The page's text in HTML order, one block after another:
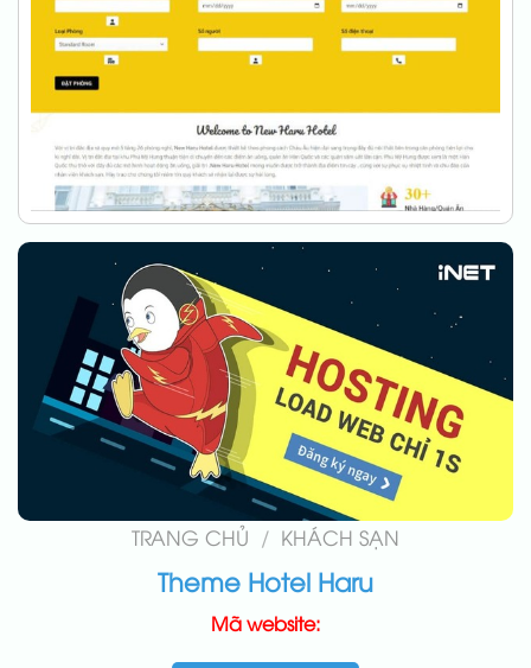
TRANG CHỦ / KHÁCH SẠN
Theme Hotel Haru
Mã website: